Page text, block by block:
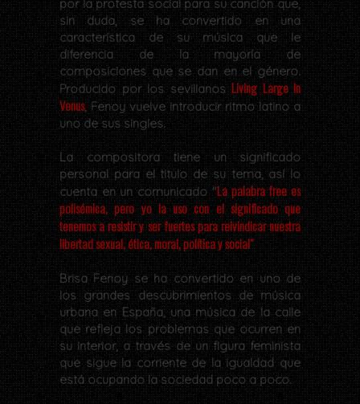
por la protesta social para su canción que,
sin duda, se ha convertido en una
característica de su música que le
diferencia de la mayoría de
composiciones que se dan en el género.
Producido por los sevillanosLiving Large In
Venus, Fenoy vuelve introducir ritmo latino a
uno de sus singles.
La compositora tiene un significado
personal para el titulo de su tema, así lo
cuenta en un comunicado "La palabra free es
polisémica, pero yo la uso con el significado que
tenemos a resistir y ser fuertes para reivindicar nuestra
libertad sexual, ética, moral, política y social"
Brisa Fenoy se ha convertido en uno de
los grandes descubrimientos de música
urbana en España, una música de la calle
que refleja los problemas que ocurren en
su interior, a través de un figura feminista
que sigue la corriente de la igualdad que
está ocupando la sociedad poco a poco.